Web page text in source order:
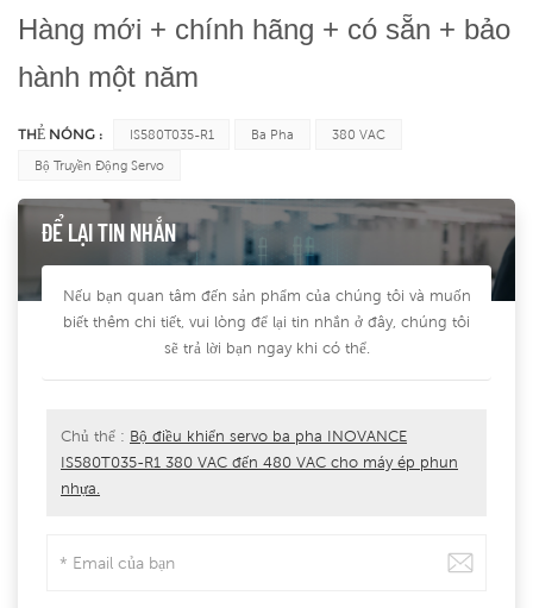
Hàng mới + chính hãng + có sẵn + bảo
hành một năm
THẺ NÓNG : IS580T035-R1 Ba Pha 380 VAC
Bộ Truyền Động Servo
ĐỂ LẠI TIN NHẮN
Nếu bạn quan tâm đến sản phẩm của chúng tôi và muốn
biết thêm chi tiết, vui lòng để lại tin nhắn ở đây, chúng tôi
sẽ trả lời bạn ngay khi có thể.
Chủ thể : Bộ điều khiển servo ba pha INOVANCE
IS580T035-R1 380 VAC đến 480 VAC cho máy ép phun
nhựa.